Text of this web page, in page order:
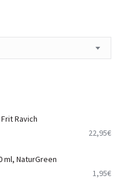
Ravich
22,95€
ml, NaturGreen
1,95€